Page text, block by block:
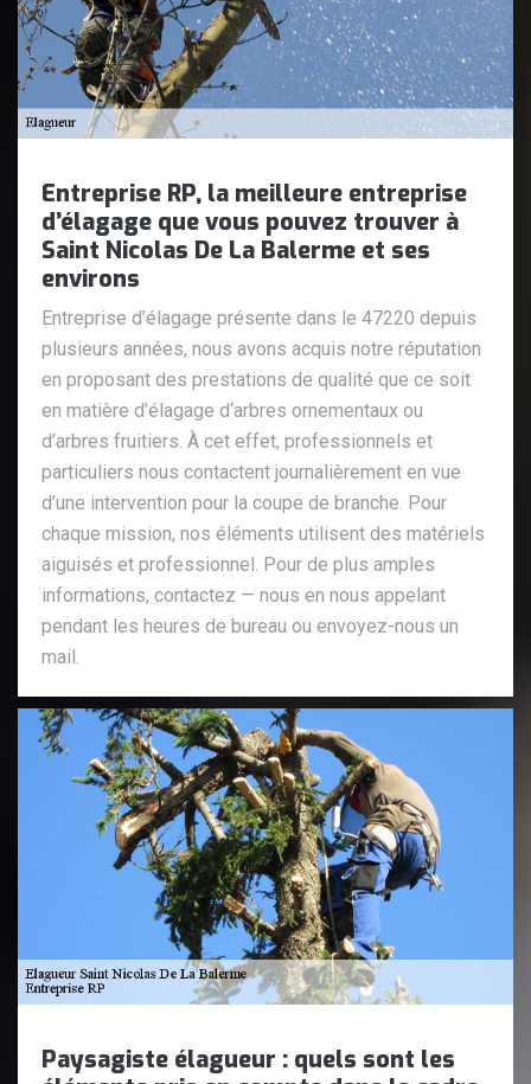
Entreprise RP, la meilleure entreprise
d’élagage que vous pouvez trouver à
Saint Nicolas De La Balerme et ses
environs
Entreprise d’élagage présente dans le 47220 depuis
plusieurs années, nous avons acquis notre réputation
en proposant des prestations de qualité que ce soit
en matière d’élagage d‘arbres ornementaux ou
d’arbres fruitiers. À cet effet, professionnels et
particuliers nous contactent journalièrement en vue
d’une intervention pour la coupe de branche. Pour
chaque mission, nos éléments utilisent des matériels
aiguisés et professionnel. Pour de plus amples
informations, contactez — nous en nous appelant
pendant les heures de bureau ou envoyez-nous un
mail.
Paysagiste élagueur : quels sont les